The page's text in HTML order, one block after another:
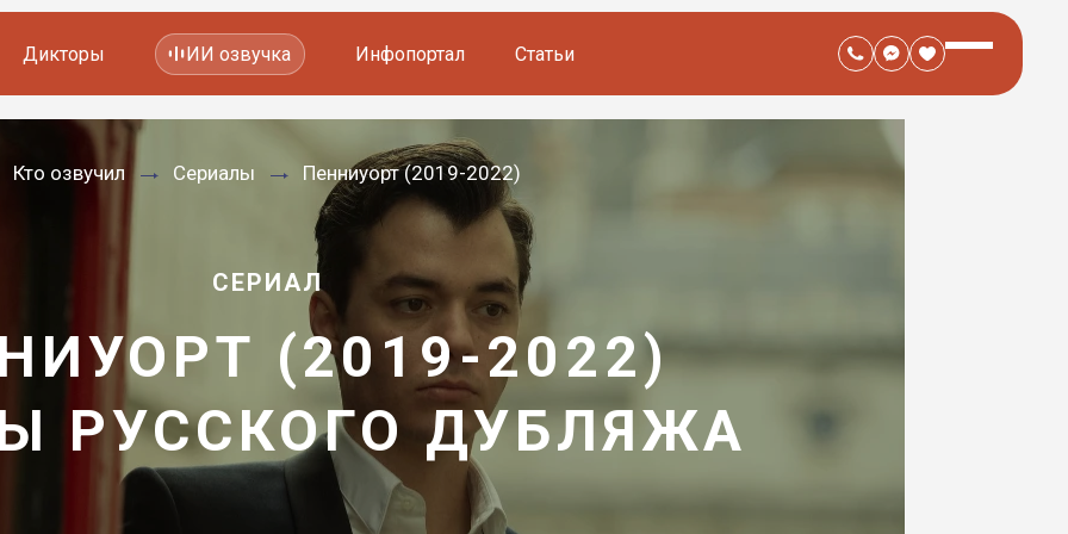
Мультфильмов
Дикторы ИИ озвучка Инфопортал Статьи
Кто озвучил Сериалы Пенниуорт (2019-2022)
СЕРИАЛ
(2019-2022)
—
РУССКОГО ДУБЛЯЖА